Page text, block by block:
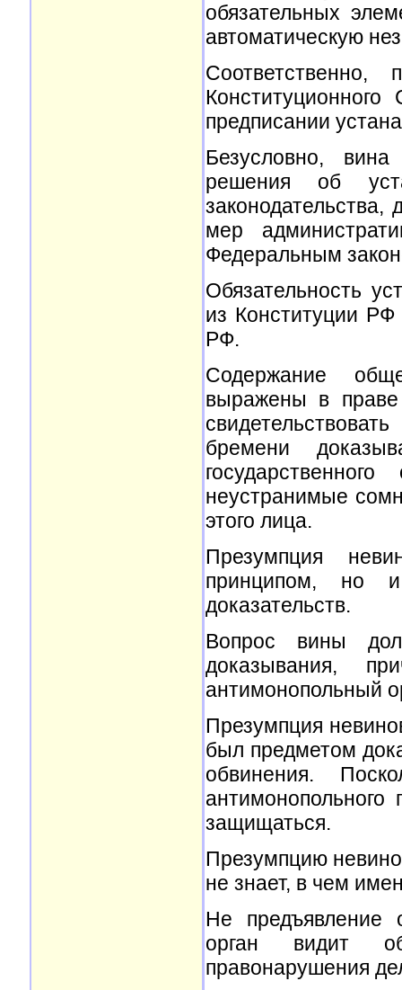
обязательных
автоматическую
Соответственно,
предписании
Безусловно,
решения об
мер
Федеральным
Обязательность
из Конституции
РФ.
Содержание
выражены в
бремени
неустранимые
этого лица.
Презумпция
принципом, но и
доказательств.
Вопрос вины
доказывания,
антимонопольный
Презумпция
был предметом
обвинения.
защищаться.
Презумпцию
не знает, в чем
Не предъявление
орган видит
правонарушения